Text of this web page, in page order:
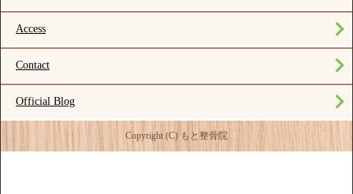
Access
Contact
Official Blog
Copyright (C) もと整骨院